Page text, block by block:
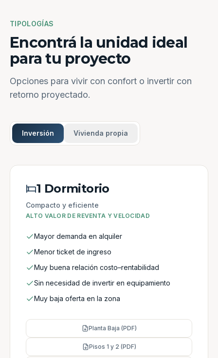
TIPOLOGÍAS
Encontrá la unidad ideal
para tu proyecto
Opciones para vivir con confort o invertir con
retorno proyectado.
Inversión Vivienda propia
1 Dormitorio
Compacto y eficiente
ALTO VALOR DE REVENTA Y VELOCIDAD
Mayor demanda en alquiler
Menor ticket de ingreso
Muy buena relación costo–rentabilidad
Sin necesidad de invertir en equipamiento
Muy baja oferta en la zona
Planta Baja (PDF)
Pisos 1 y 2 (PDF)